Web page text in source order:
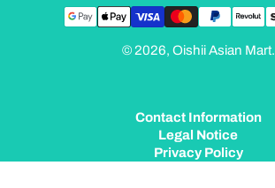
© 2026, Oishii Asian Mart.
Contact Information
Legal Notice
Privacy Policy